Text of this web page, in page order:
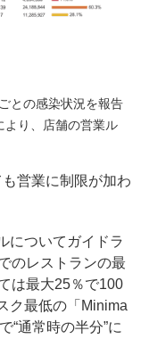
との感染状況を報告
より、店舗の営業ル
営業に制限が加わ
について ガイドラ
のレストランの最
は最大25％で100
ク最低の「Minima
“通常時の半分”に